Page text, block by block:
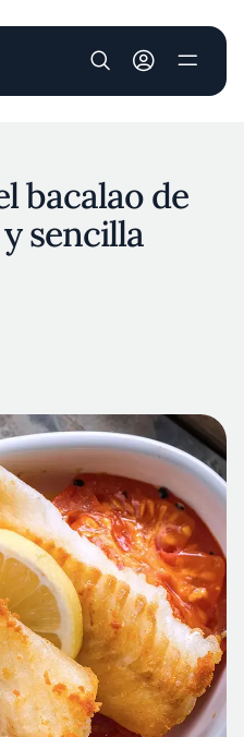
User account
bacalao de
sencilla